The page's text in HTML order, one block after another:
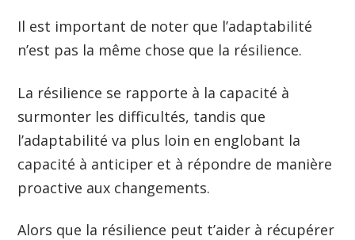
Il est important de noter que l’adaptabilité
n’est pas la même chose que la résilience.
La résilience se rapporte à la capacité à
surmonter les difficultés, tandis que
l’adaptabilité va plus loin en englobant la
capacité à anticiper et à répondre de manière
proactive aux changements.
Alors que la résilience peut t’aider à récupérer